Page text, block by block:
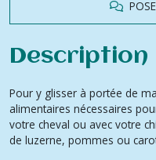
Description
Pour y glisser à portée de
alimentaires nécessaires
votre cheval ou avec votre
de luzerne, pommes ou